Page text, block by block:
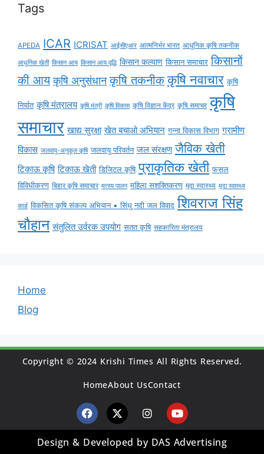
Tags
APEDA ICAR ICRISAT आईसीएआर आत्मनिर्भर भारत आधुनिक कृषि तकनीक
आधुनिक खेती किसान आय किसान आय वृद्धि किसान कल्याण किसान समाचार किसानों
की आय कृषि अनुसंधान कृषि तकनीक कृषि नवाचार कृषि
निर्यात कृषि मंत्रालय कृषि मंत्री कृषि विकास कृषि विज्ञान केंद्र कृषि समाचर कृषि
समाचार खाद्य सुरक्षा खेत बचाओ अभियान गन्ना विकास विभाग ग्रामीण
विकास जलवायु-अनुकूल कृषि जलवायु परिवर्तन जल संरक्षण जैविक खेती
टिकाऊ कृषि टिकाऊ खेती डिजिटल कृषि प्राकृतिक खेती फसल
विविधीकरण बिहार कृषि समाचार मत्स्य पालन महिला सशक्तिकरण मृदा स्वास्थ्य मृदा स्वास्थ्य
कार्ड विकसित कृषि संकल्प अभियान • सिंधु नदी जल विवाद शिवराज सिंह
चौहान संतुलित उर्वरक उपयोग सतत कृषि सहकारिता मंत्रालय
Home
Blog
Copyright © 2024 Krishi Times All Rights Reserved.
HomeAbout UsContact
Design & Developed by DAS Advertising